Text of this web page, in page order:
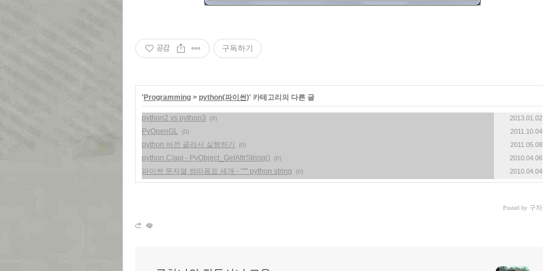
공감 구독하기
'Programming > python(파이썬)' 카테고리의 다른 글
python2 vs python3 (0) 2013.01.02
PyOpenGL (0) 2011.10.04
python 버전 골라서 실행하기 (0) 2011.05.08
python C/api - PyObject_GetAttrString() (0) 2010.04.06
파이썬 문자열 쌍따옴표 세개 - """ python string (0) 2010.04.04
Posted by 구